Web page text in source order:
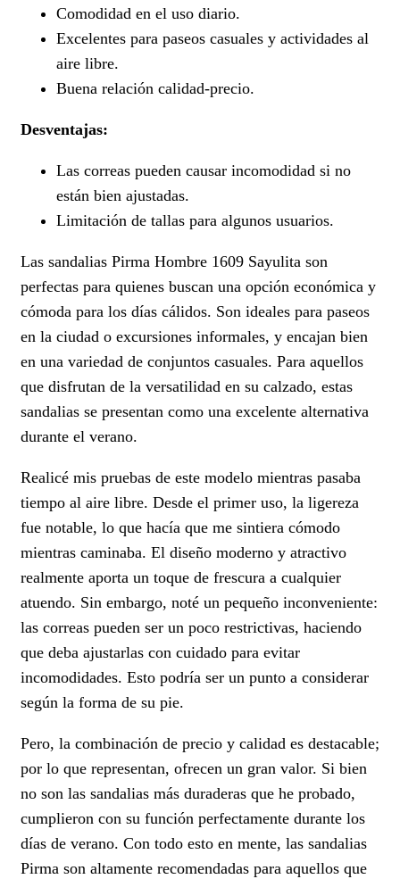
Comodidad en el uso diario.
Excelentes para paseos casuales y actividades al
aire libre.
Buena relación calidad-precio.
Desventajas:
Las correas pueden causar incomodidad si no
están bien ajustadas.
Limitación de tallas para algunos usuarios.
Las sandalias Pirma Hombre 1609 Sayulita son
perfectas para quienes buscan una opción económica y
cómoda para los días cálidos. Son ideales para paseos
en la ciudad o excursiones informales, y encajan bien
en una variedad de conjuntos casuales. Para aquellos
que disfrutan de la versatilidad en su calzado, estas
sandalias se presentan como una excelente alternativa
durante el verano.
Realicé mis pruebas de este modelo mientras pasaba
tiempo al aire libre. Desde el primer uso, la ligereza
fue notable, lo que hacía que me sintiera cómodo
mientras caminaba. El diseño moderno y atractivo
realmente aporta un toque de frescura a cualquier
atuendo. Sin embargo, noté un pequeño inconveniente:
las correas pueden ser un poco restrictivas, haciendo
que deba ajustarlas con cuidado para evitar
incomodidades. Esto podría ser un punto a considerar
según la forma de su pie.
Pero, la combinación de precio y calidad es destacable;
por lo que representan, ofrecen un gran valor. Si bien
no son las sandalias más duraderas que he probado,
cumplieron con su función perfectamente durante los
días de verano. Con todo esto en mente, las sandalias
Pirma son altamente recomendadas para aquellos que